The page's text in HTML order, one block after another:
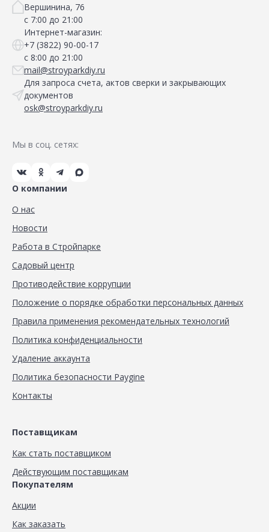
Вершинина, 76
с 7:00 до 21:00
Интернет-магазин:
+7 (3822) 90-00-17
с 8:00 до 21:00
mail@stroyparkdiy.ru
Для запроса счета, актов сверки и закрывающих
документов
osk@stroyparkdiy.ru
Мы в соц. сетях:
О компании
О нас
Новости
Работа в Стройпарке
Садовый центр
Противодействие коррупции
Положение о порядке обработки персональных данных
Правила применения рекомендательных технологий
Политика конфиденциальности
Удаление аккаунта
Политика безопасности Paygine
Контакты
Поставщикам
Как стать поставщиком
Действующим поставщикам
Покупателям
Акции
Как заказать